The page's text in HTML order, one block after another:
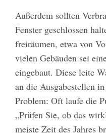
Außerdem sollten
Fenster geschlossen
freiräumen, etwa von
vielen Gebäuden sei
eingebaut. Diese leite
an die Ausgabestellen
Problem: Oft laufe die
„Prüfen Sie, ob das
meiste Zeit des Jahres